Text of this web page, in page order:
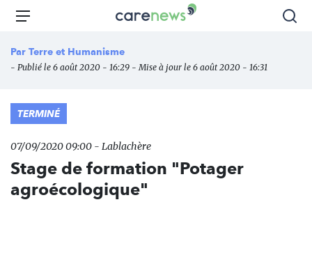
Aller
principal
Carenews,
des
Menu
Par Terre et Humanisme
- Publié le 6 août 2020 - 16:29 - Mise à jour le 6 août 2020 - 16:31
TERMINÉ
07/09/2020 09:00 - Lablachère
Stage de formation "Potager
agroécologique"